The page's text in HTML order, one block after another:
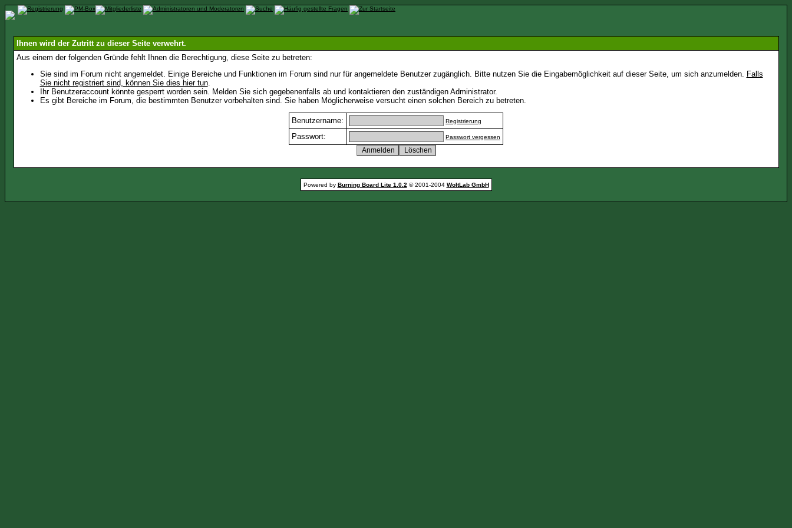
Ihnen wird der Zutritt zu dieser Seite verwehrt.
Aus einem der folgenden Gründe fehlt Ihnen die Berechtigung, diese Seite zu betreten:
Sie sind im Forum nicht angemeldet. Einige Bereiche und Funktionen im Forum sind nur für angemeldete Benutzer zugänglich. Bitte nutzen Sie die Eingabemöglichkeit auf dieser Seite, um sich anzumelden. Falls
Sie nicht registriert sind, können Sie dies hier tun.
Ihr Benutzeraccount könnte gesperrt worden sein. Melden Sie sich gegebenenfalls ab und kontaktieren den zuständigen Administrator.
Es gibt Bereiche im Forum, die bestimmten Benutzer vorbehalten sind. Sie haben Möglicherweise versucht einen solchen Bereich zu betreten.
Benutzername: Registrierung
Passwort: Passwort vergessen
Powered by Burning Board Lite 1.0.2 © 2001-2004 WoltLab GmbH